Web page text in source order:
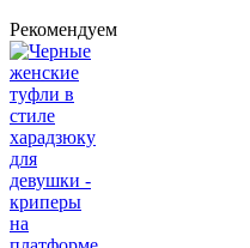
Рекомендуем